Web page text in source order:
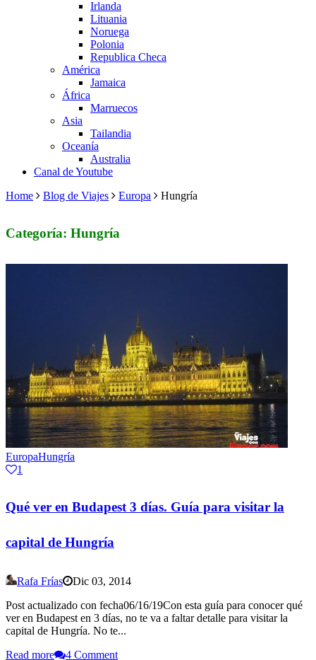
Irlanda
Lituania
Noruega
Polonia
Republica Checa
América
Jamaica
África
Marruecos
Asia
Tailandia
Oceanía
Australia
Canal de Youtube
Home
Blog de Viajes Europa Hungría
Categoría: Hungría
EuropaHungría
1
Qué ver en Budapest 3 días. Guía para visitar la
capital de Hungría
Rafa Frías
Dic 03, 2014
Post actualizado con fecha06/16/19Con esta guía para conocer qué
ver en Budapest en 3 días, no te va a faltar detalle para visitar la
capital de Hungría. No te...
Read more
4 Comment